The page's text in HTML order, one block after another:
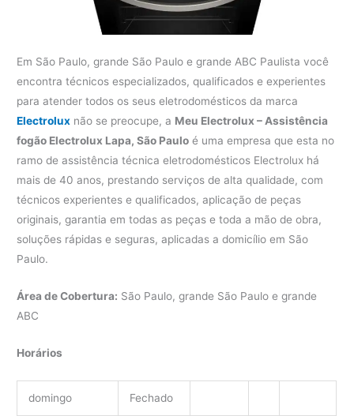
Em São Paulo, grande São Paulo e grande ABC Paulista você
encontra técnicos especializados, qualificados e experientes
para atender todos os seus eletrodomésticos da marca
Electrolux não se preocupe, a Meu Electrolux – Assistência
fogão Electrolux Lapa, São Paulo é uma empresa que esta no
ramo de assistência técnica eletrodomésticos Electrolux há
mais de 40 anos, prestando serviços de alta qualidade, com
técnicos experientes e qualificados, aplicação de peças
originais, garantia em todas as peças e toda a mão de obra,
soluções rápidas e seguras, aplicadas a domicílio em São
Paulo.
Área de Cobertura: São Paulo, grande São Paulo e grande
ABC
Horários
domingo Fechado